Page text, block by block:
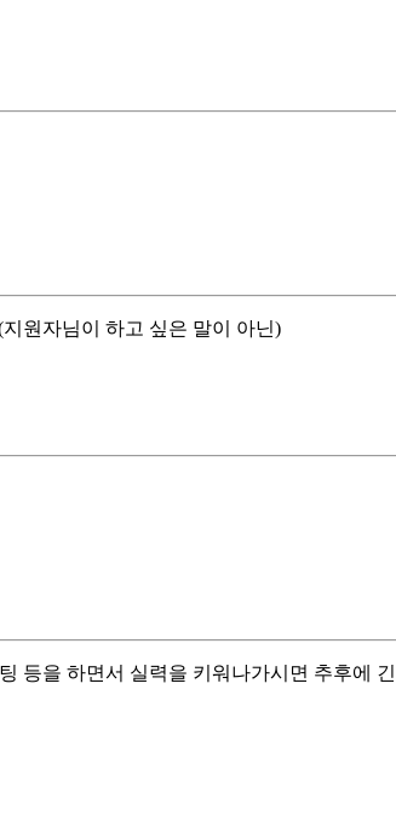
원자님이 하고 싶은 말이 아닌)
등을 하면서 실력을 키워나가시면 추후에